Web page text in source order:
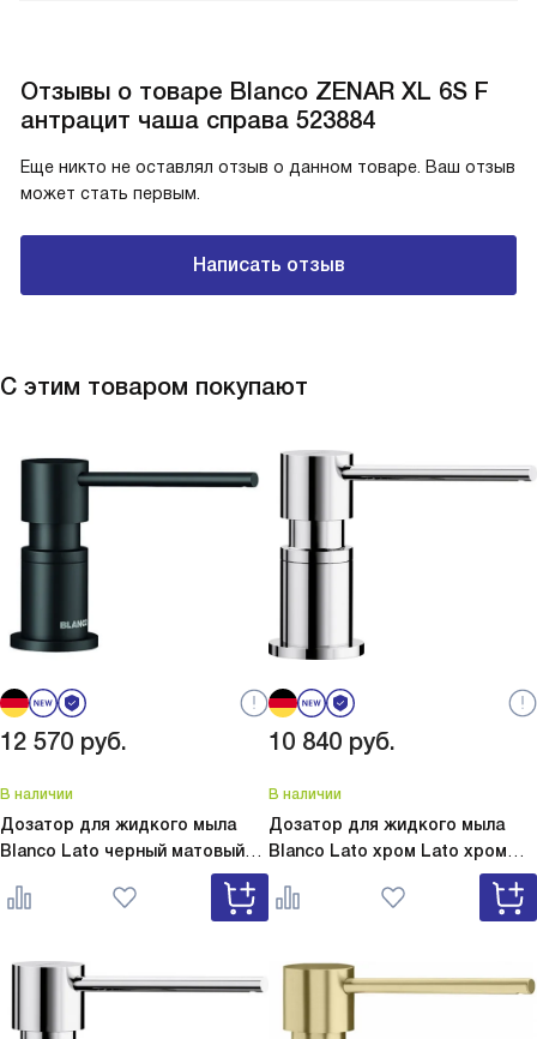
Отзывы о товаре Blanco ZENAR XL 6S F
антрацит чаша справа 523884
Еще никто не оставлял отзыв о данном товаре. Ваш отзыв
может стать первым.
Написать отзыв
С этим товаром покупают
12 570 руб.
В наличии
Дозатор для жидкого мыла
Blanco Lato черный матовый
Lato черный матовый 525789
10 840 руб.
В наличии
Дозатор для жидкого мыла
Blanco Lato хром Lato хром